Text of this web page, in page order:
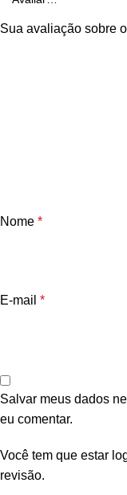
Sua avaliação sobre
Nome *
E-mail *
Salvar meus dados
eu comentar.
Você tem que estar
revisão.